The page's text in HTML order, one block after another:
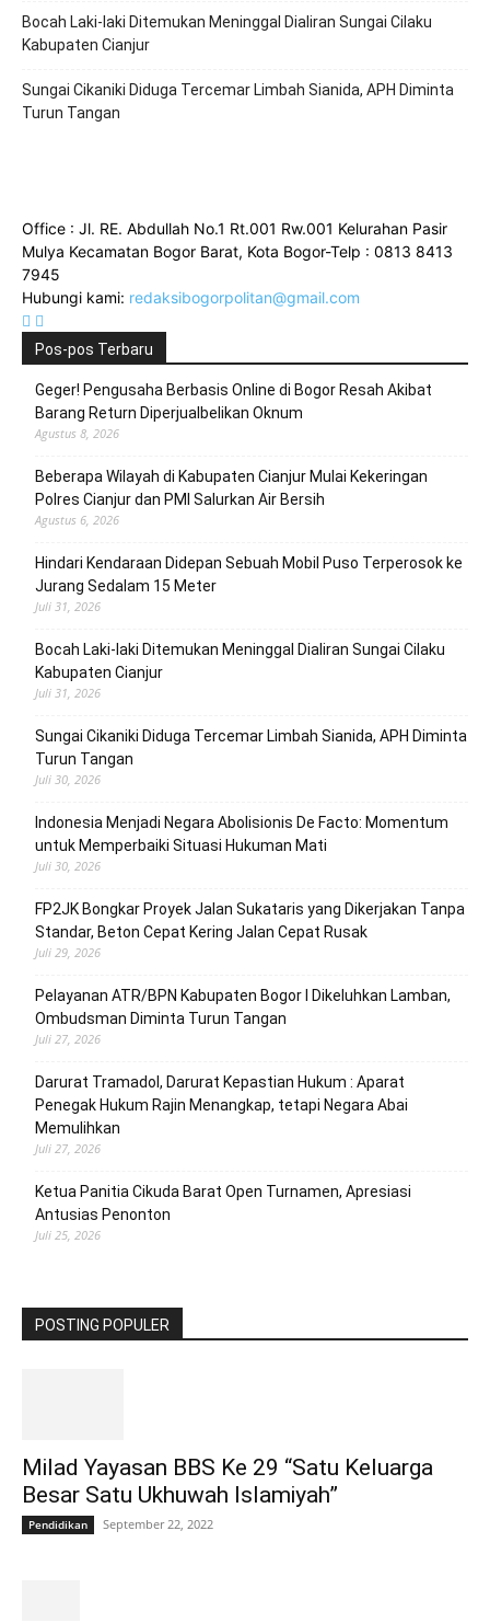
Bocah Laki-laki Ditemukan Meninggal Dialiran Sungai Cilaku
Kabupaten Cianjur
Sungai Cikaniki Diduga Tercemar Limbah Sianida, APH Diminta
Turun Tangan
Office : Jl. RE. Abdullah No.1 Rt.001 Rw.001 Kelurahan Pasir
Mulya Kecamatan Bogor Barat, Kota Bogor-Telp : 0813 8413
7945
Hubungi kami: redaksibogorpolitan@gmail.com
Pos-pos Terbaru
Geger! Pengusaha Berbasis Online di Bogor Resah Akibat
Barang Return Diperjualbelikan Oknum
Agustus 8, 2026
Beberapa Wilayah di Kabupaten Cianjur Mulai Kekeringan
Polres Cianjur dan PMI Salurkan Air Bersih
Agustus 6, 2026
Hindari Kendaraan Didepan Sebuah Mobil Puso Terperosok ke
Jurang Sedalam 15 Meter
Juli 31, 2026
Bocah Laki-laki Ditemukan Meninggal Dialiran Sungai Cilaku
Kabupaten Cianjur
Juli 31, 2026
Sungai Cikaniki Diduga Tercemar Limbah Sianida, APH Diminta
Turun Tangan
Juli 30, 2026
‎Indonesia Menjadi Negara Abolisionis De Facto: Momentum
untuk Memperbaiki Situasi Hukuman Mati
Juli 30, 2026
FP2JK Bongkar Proyek Jalan Sukataris yang Dikerjakan Tanpa
Standar, Beton Cepat Kering Jalan Cepat Rusak
Juli 29, 2026
Pelayanan ATR/BPN Kabupaten Bogor I Dikeluhkan Lamban,
Ombudsman Diminta Turun Tangan
Juli 27, 2026
Darurat Tramadol, Darurat Kepastian Hukum : Aparat
Penegak Hukum Rajin Menangkap, tetapi Negara Abai
Memulihkan
Juli 27, 2026
Ketua Panitia Cikuda Barat Open Turnamen, Apresiasi
Antusias Penonton
Juli 25, 2026
POSTING POPULER
Milad Yayasan BBS Ke 29 “Satu Keluarga
Besar Satu Ukhuwah Islamiyah”
Pendidikan September 22, 2022